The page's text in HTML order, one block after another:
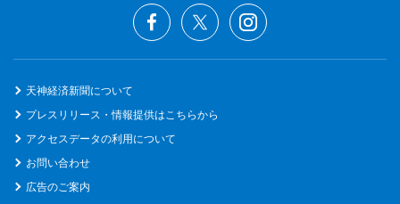
天神経済新聞について
プレスリリース・情報提供はこちらから
アクセスデータの利用について
お問い合わせ
広告のご案内